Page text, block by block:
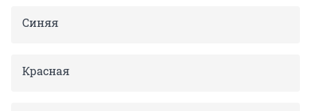
Синяя
Красная